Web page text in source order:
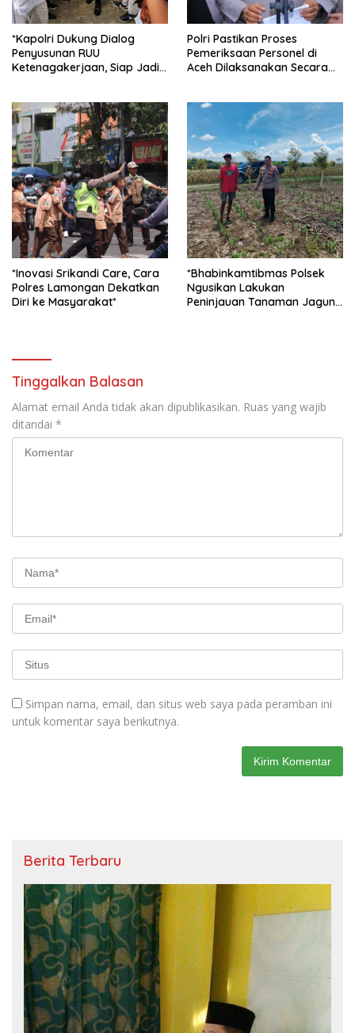
*Kapolri Dukung Dialog
Penyusunan RUU
Ketenagakerjaan, Siap Jadi
Polri Pastikan Proses
Pemeriksaan Personel di
Aceh Dilaksanakan Secara
*Inovasi Srikandi Care, Cara
Polres Lamongan Dekatkan
Diri ke Masyarakat*
*Bhabinkamtibmas Polsek
Ngusikan Lakukan
Peninjauan Tanaman Jagung
Tinggalkan Balasan
Alamat email Anda tidak akan dipublikasikan. Ruas yang wajib
ditandai *
Simpan nama, email, dan situs web saya pada peramban ini
untuk komentar saya berikutnya.
Berita Terbaru